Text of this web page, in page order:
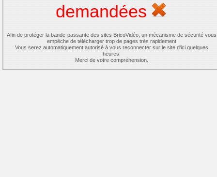
demandées
Afin de protéger la bande-passante des sites BricoVidéo, un mécanisme de sécurité vous
empêche de télécharger trop de pages très rapidement
Vous serez automatiquement autorisé à vous reconnecter sur le site d'ici quelques
heures.
Merci de votre compréhension.